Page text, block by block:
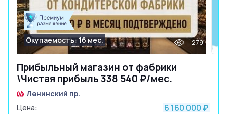
Прибыльный магазин от фабрики
\Чистая прибыль 338 540 ₽/мес.
Окупаемость: 16 мес. 279
Ленинский пр.
Цена:
6 160 000 ₽